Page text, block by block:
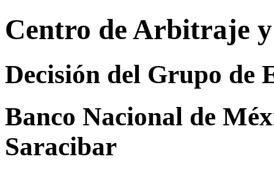
Centro de Arbitraje
Decisión del Grupo de
Banco Nacional de
Saracibar